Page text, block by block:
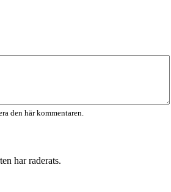
den här kommentaren.
har raderats.